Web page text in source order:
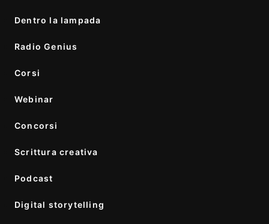
Dentro la lampada
Radio Genius
Corsi
Webinar
Concorsi
Scrittura creativa
Podcast
Digital storytelling